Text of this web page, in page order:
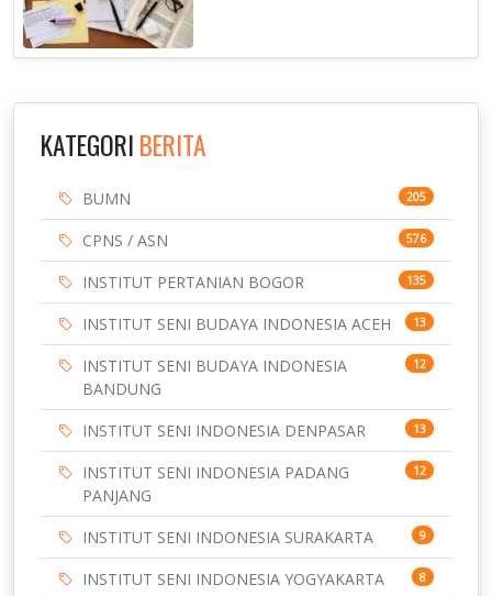
KATEGORI BERITA
BUMN 205
CPNS / ASN 576
INSTITUT PERTANIAN BOGOR 135
INSTITUT SENI BUDAYA INDONESIA ACEH 13
INSTITUT SENI BUDAYA INDONESIA
BANDUNG
12
INSTITUT SENI INDONESIA DENPASAR 13
INSTITUT SENI INDONESIA PADANG
PANJANG
12
INSTITUT SENI INDONESIA SURAKARTA 9
INSTITUT SENI INDONESIA YOGYAKARTA 8